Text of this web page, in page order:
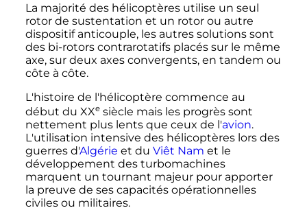
La majorité des hélicoptères utilise un seul
rotor de sustentation et un rotor ou autre
dispositif anticouple, les autres solutions sont
des bi-rotors contrarotatifs placés sur le même
axe, sur deux axes convergents, en tandem ou
côte à côte.
L'histoire de l'hélicoptère commence au
début du XXe siècle mais les progrès sont
nettement plus lents que ceux de l'avion.
L'utilisation intensive des hélicoptères lors des
guerres d'Algérie et du Viêt Nam et le
développement des turbomachines
marquent un tournant majeur pour apporter
la preuve de ses capacités opérationnelles
civiles ou militaires.